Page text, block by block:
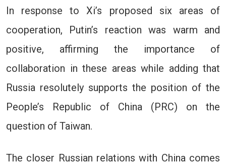
In response to Xi’s proposed six areas of
cooperation, Putin’s reaction was warm and
positive, affirming the importance of
collaboration in these areas while adding that
Russia resolutely supports the position of the
People’s Republic of China (PRC) on the
question of Taiwan.
The closer Russian relations with China comes